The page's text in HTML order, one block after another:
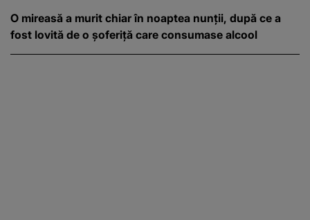
O mireasă a murit chiar în noaptea nunții, după ce a
fost lovită de o șoferiță care consumase alcool